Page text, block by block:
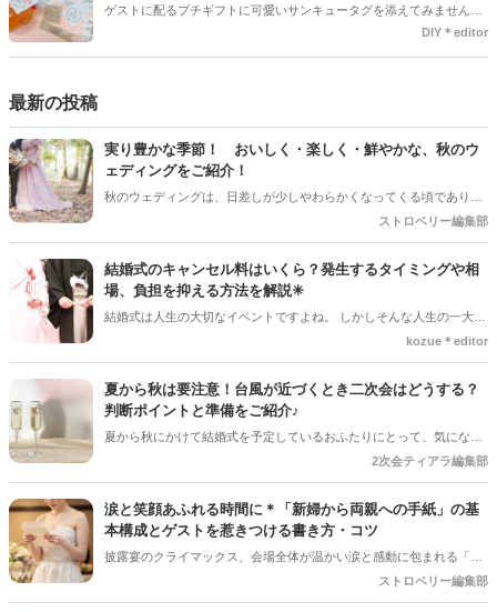
ゲストに配るプチギフトに可愛いサンキュータグを添えてみません
か？今回の記事では無料でダウンロードできる春婚にもピッタリなサ
DIY＊editor
最新の投稿
実り豊かな季節！ おいしく・楽しく・鮮やかな、秋のウ
ェディングをご紹介！
秋のウェディングは、日差しが少しやわらかくなってくる頃であり、
色々なことへの行動的がみなぎってくる季節。同時に、おいしいもの
クして準備を進めましょう♪
ストロベリー編集部
結婚式のキャンセル料はいくら？発生するタイミングや相
場、負担を抑える方法を解説✳︎
結婚式は人生の大切なイベントですよね。 しかしそんな人生の一大イ
ベントでも、やむを得ない事情で延期や中止、キャンセルを検討しな
ンセル料」です。 「いつからキャンセル料がかかるの？」「全額支払
わないといけないの？」と不安に思う方も多いでしょう。 この記事で
は、結婚式のキャンセル料が発生するタイミングや相場、負担を抑え
る方法についてわかりやすく解説します。
kozue＊editor
夏から秋は要注意！台風が近づくとき二次会はどうする？
判断ポイントと準備をご紹介♪
夏から秋にかけて結婚式を予定しているおふたりにとって、気になる
のが台風の影響。 結婚式は予定通り開催できそうだけど、「二次会は
むケースも少なくありません＊ 今回は、台風が近づいているときに二
次会を開催するか判断するポイントや、事前に準備しておきたいこと
をご紹介します＊
2次会ティアラ編集部
涙と笑顔あふれる時間に＊「新婦から両親への手紙」の基
本構成とゲストを惹きつける書き方・コツ
披露宴のクライマックス、会場全体が温かい涙と感動に包まれる「新
婦からご両親への手紙」。結婚式準備の終盤、「何から書き始めれば
ストロベリー編集部